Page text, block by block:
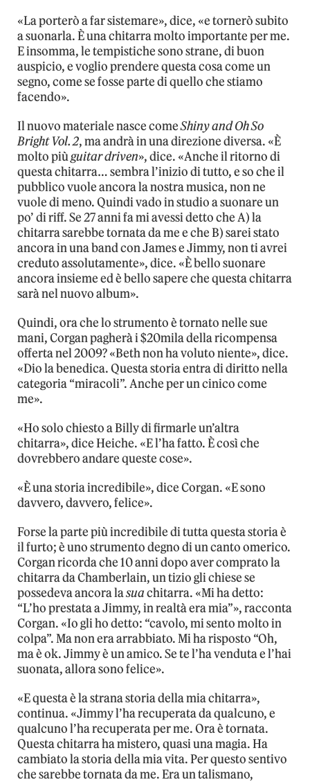
«La porterò a far sistemare», dice, «e tornerò subito
a suonarla. È una chitarra molto importante per me.
E insomma, le tempistiche sono strane, di buon
auspicio, e voglio prendere questa cosa come un
segno, come se fosse parte di quello che stiamo
facendo».
Il nuovo materiale nasce comeShiny and Oh So
Bright Vol. 2, ma andrà in una direzione diversa. «È
molto piùguitar driven», dice. «Anche il ritorno di
questa chitarra… sembra l’inizio di tutto, e so che il
pubblico vuole ancora la nostra musica, non ne
vuole di meno. Quindi vado in studio a suonare un
po’ di riff. Se 27 anni fa mi avessi detto che A) la
chitarra sarebbe tornata da me e che B) sarei stato
ancora in una band con James e Jimmy, non ti avrei
creduto assolutamente», dice. «È bello suonare
ancora insieme ed è bello sapere che questa chitarra
sarà nel nuovo album».
Quindi, ora che lo strumento è tornato nelle sue
mani, Corgan pagherà i $20mila della ricompensa
offerta nel 2009? «Beth non ha voluto niente», dice.
«Dio la benedica. Questa storia entra di diritto nella
categoria “miracoli”. Anche per un cinico come
me».
«Ho solo chiesto a Billy di firmarle un’altra
chitarra», dice Heiche. «E l’ha fatto. È così che
dovrebbero andare queste cose».
«È una storia incredibile», dice Corgan. «E sono
davvero, davvero, felice».
Forse la parte più incredibile di tutta questa storia è
il furto; è uno strumento degno di un canto omerico.
Corgan ricorda che 10 anni dopo aver comprato la
chitarra da Chamberlain, un tizio gli chiese se
possedeva ancora lasuachitarra. «Mi ha detto:
“L’ho prestata a Jimmy, in realtà era mia”», racconta
Corgan. «Io gli ho detto: “cavolo, mi sento molto in
colpa”. Ma non era arrabbiato. Mi ha risposto “Oh,
ma è ok. Jimmy è un amico. Se te l’ha venduta e l’hai
suonata, allora sono felice».
«E questa è la strana storia della mia chitarra»,
continua. «Jimmy l’ha recuperata da qualcuno, e
qualcuno l’ha recuperata per me. Ora è tornata.
Questa chitarra ha mistero, quasi una magia. Ha
cambiato la storia della mia vita. Per questo sentivo
che sarebbe tornata da me. Era un talismano,